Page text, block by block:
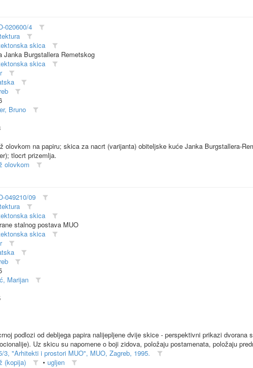
020600/4
skica
Janka Burgstallera Remetskog
skica
Bruno
olovkom na papiru; skica za nacrt (varijanta) obiteljske kuće Janka Burgstallera-
tlocrt prizemlja.
olovkom
049210/09
skica
stalnog postava MUO
skica
Marijan
podlozi od debljega papira nalijepljene dvije skice - perspektivni prikazi dvorana
Uz skicu su napomene o boji zidova, položaju postamenata, položaju
3, "Arhitekti i prostori MUO", MUO, Zagreb, 1995.
(kopija) • ugljen